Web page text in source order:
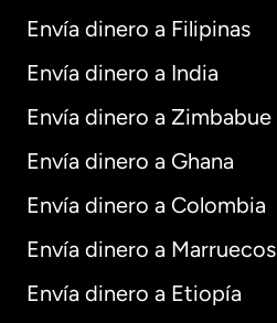
Envía dinero a Filipinas
Envía dinero a India
Envía dinero a Zimbabue
Envía dinero a Ghana
Envía dinero a Colombia
Envía dinero a Marruecos
Envía dinero a Etiopía